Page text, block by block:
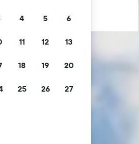
4 5 6
11 12 13
18 19 20
25 26 27